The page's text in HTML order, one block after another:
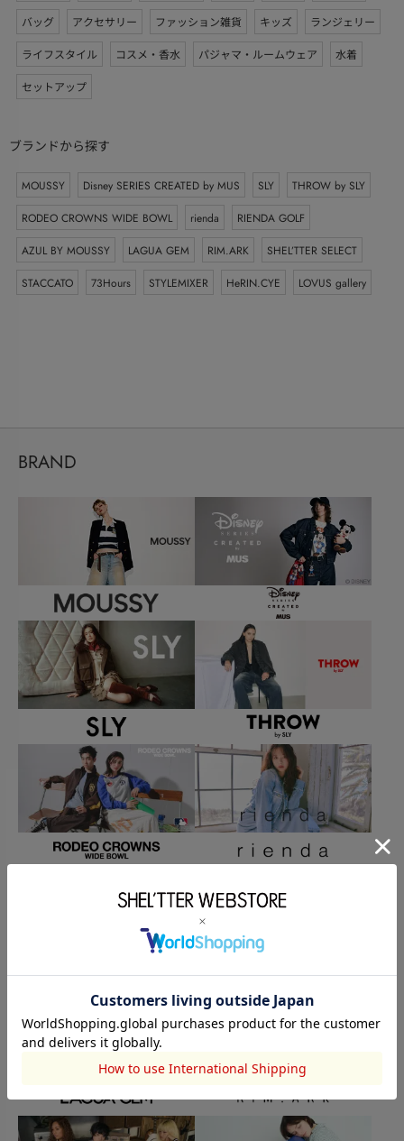
バッグ
アクセサリー ファッション雑貨 キッズ
ランジェリー
ライフスタイル
コスメ・香水 パジャマ・ルームウェア
水着
セットアップ
ブランドから探す
MOUSSY Disney SERIES CREATED by MUS SLY
THROW by SLY
RODEO CROWNS WIDE BOWL
rienda
RIENDA GOLF
AZUL BY MOUSSY
LAGUA GEM RIM.ARK
SHEL’TTER SELECT
STACCATO
73Hours STYLEMIXER HeRIN.CYE LOVUS gallery
BRAND